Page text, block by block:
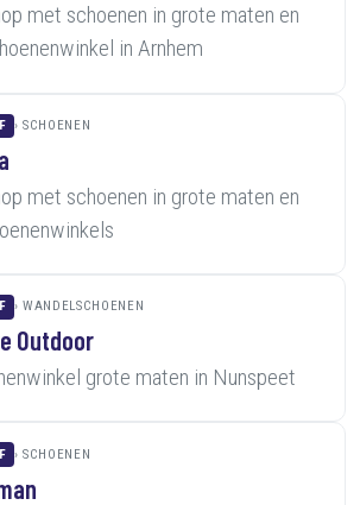
met schoenen in grote maten en
in Arnhem
SCHOENEN
met schoenen in grote maten en
WANDELSCHOENEN
Outdoor
grote maten in Nunspeet
SCHOENEN